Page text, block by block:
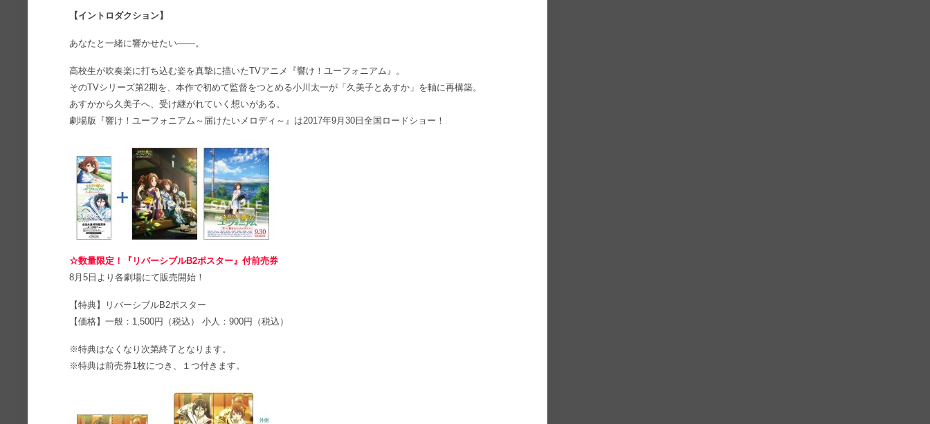
【イントロダクション】
あなたと一緒に響かせたい――。
高校生が吹奏楽に打ち込む姿を真摯に描いたTVアニメ『響け！ユーフォニアム』。
そのTVシリーズ第2期を、本作で初めて監督をつとめる小川太一が「久美子とあすか」を軸に再構築。
あすかから久美子へ、受け継がれていく想いがある。
劇場版『響け！ユーフォニアム～届けたいメロディ～』は2017年9月30日全国ロードショー！
☆数量限定！『リバーシブルB2ポスター』付前売券
8月5日より各劇場にて販売開始！
【特典】リバーシブルB2ポスター
【価格】一般：1,500円（税込） 小人：900円（税込）
※特典はなくなり次第終了となります。
※特典は前売券1枚につき、１つ付きます。